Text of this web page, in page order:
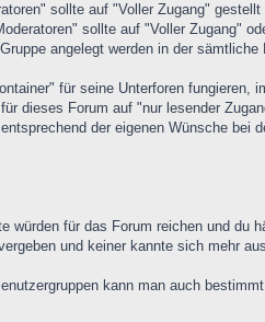
sollte auf "Voller Zugang" gestellt
sollte auf "Voller Zugang"
angelegt werden in der
für seine Unterforen fungieren,
dieses Forum auf "nur lesender
der eigenen Wünsche
würden für das Forum reichen und
und keiner kannte sich mehr
kann man auch